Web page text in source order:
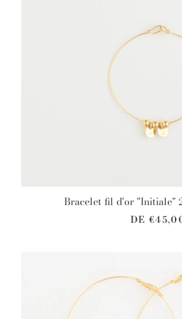
Bracelet fil d'or "Initiale"
DE